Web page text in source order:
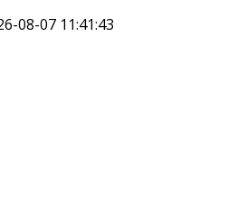
08-07 11:41:43